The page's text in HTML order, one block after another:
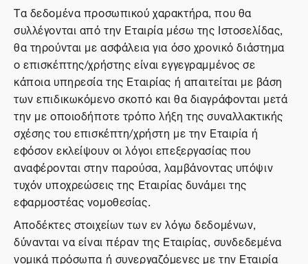
Τα δεδομένα προσωπικού χαρακτήρα, που θα
συλλέγονται από την Εταιρία μέσω της Ιστοσελίδας,
θα τηρούνται με ασφάλεια για όσο χρονικό διάστημα
ο επισκέπτης/χρήστης είναι εγγεγραμμένος σε
κάποια υπηρεσία της Εταιρίας ή απαιτείται με βάση
των επιδικωκόμενο σκοπό και θα διαγράφονται μετά
την με οποιοδήποτε τρόπο λήξη της συναλλακτικής
σχέσης του επισκέπτη/χρήστη με την Εταιρία ή
εφόσον εκλείψουν οι λόγοι επεξεργασίας που
αναφέρονται στην παρούσα, λαμβάνοντας υπόψιν
τυχόν υποχρεώσεις της Εταιρίας δυνάμει της
εφαρμοστέας νομοθεσίας.
Αποδέκτες στοιχείων των εν λόγω δεδομένων,
δύνανται να είναι πέραν της Εταιρίας, συνδεδεμένα
νομικά πρόσωπα ή συνεργαζόμενες με την Εταιρία